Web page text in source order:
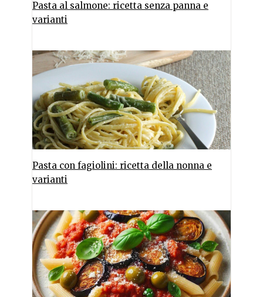
Pasta al salmone: ricetta senza panna e
varianti
Pasta con fagiolini: ricetta della nonna e
varianti